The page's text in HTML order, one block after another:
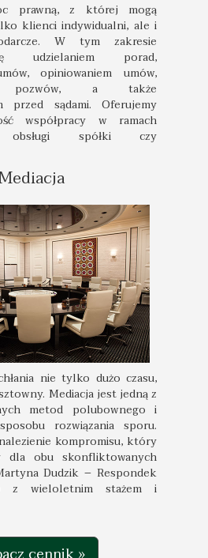
prawną, z której mogą
klienci indywidualni, ale i
W tym zakresie
udzielaniem porad,
opiniowaniem umów,
pozwów, a także
przed sądami. Oferujemy
współpracy w ramach
obsługi spółki czy
nie tylko dużo czasu,
Mediacja jest jedną z
metod polubownego i
rozwiązania sporu.
kompromisu, który
dla obu skonfliktowanych
Dudzik – Respondek
z wieloletnim stażem i